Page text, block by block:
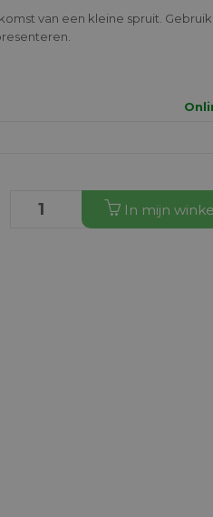
van een kleine spruit.
In mijn